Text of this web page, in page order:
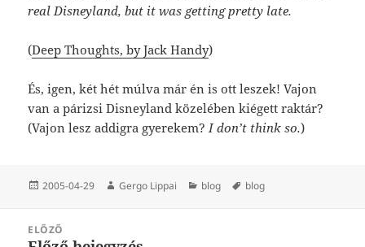
real Disneyland, but it was getting pretty late.
(Deep Thoughts, by Jack Handy)
És, igen, két hét múlva már én is ott leszek! Vajon
van a párizsi Disneyland közelében kiégett raktár?
(Vajon lesz addigra gyerekem? I don’t think so.)
Közzétéve
2005-04-29 Szerző
Gergo Lippai Kategória
blog Címke
blog
navigáció
ELŐZŐ